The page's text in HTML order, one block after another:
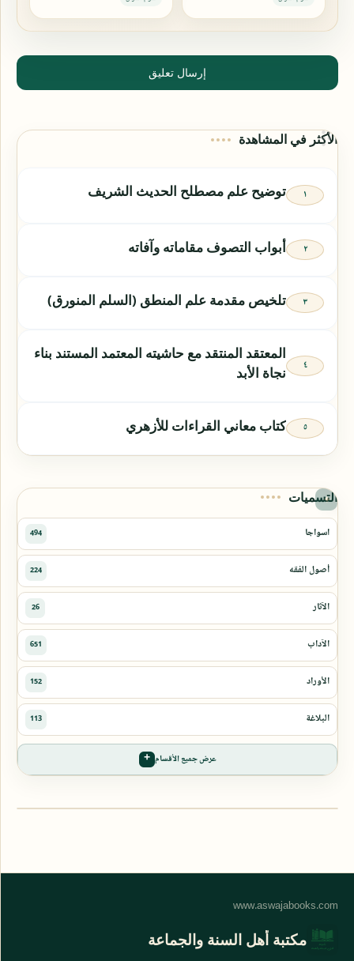
إرسال تعليق
الأكثر في المشاهدة
توضيح علم مصطلح الحديث الشريف
أبواب التصوف مقاماته وآفاته
تلخيص مقدمة علم المنطق (السلم المنورق)
المعتقد المنتقد مع حاشيته المعتمد المستند بناء
نجاة الأبد
كتاب معاني القراءات للأزهري
التسميات
عرض جميع الأقسام
مكتبة أهل السنة والجماعة